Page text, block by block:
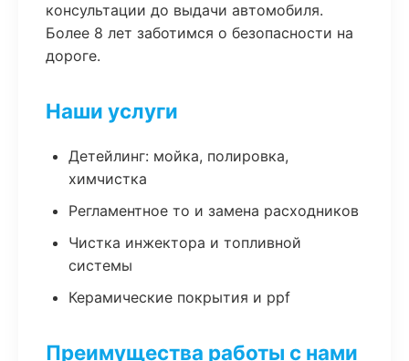
консультации до выдачи автомобиля.
Более 8 лет заботимся о безопасности на
дороге.
Наши услуги
Детейлинг: мойка, полировка,
химчистка
Регламентное то и замена расходников
Чистка инжектора и топливной
системы
Керамические покрытия и ppf
Преимущества работы с нами